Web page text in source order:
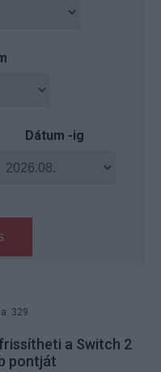
Dátum -ig
329
a Switch 2
pontját